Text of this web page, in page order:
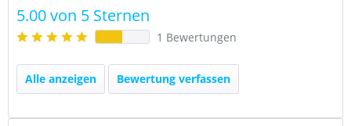
5.00 von 5 Sternen
1 Bewertungen
Alle anzeigen Bewertung verfassen